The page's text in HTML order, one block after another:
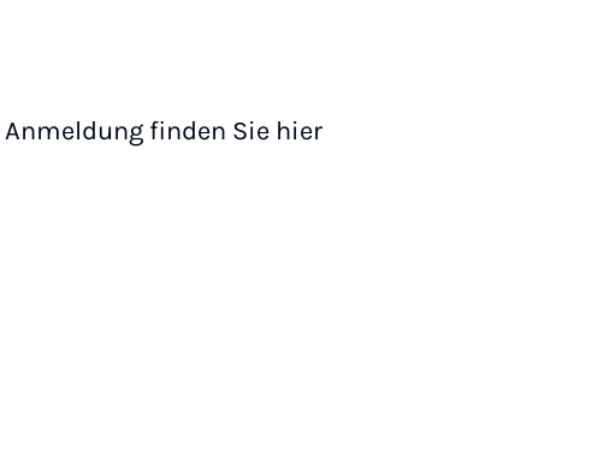
finden Sie hier